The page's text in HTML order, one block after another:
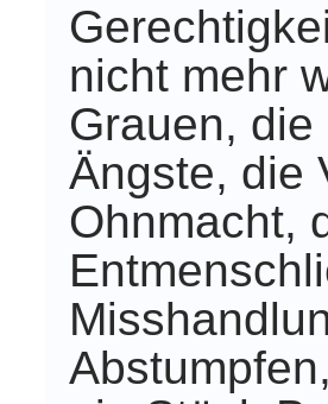
nicht mehr
Grauen,
Ängste, die
Ohnmacht,